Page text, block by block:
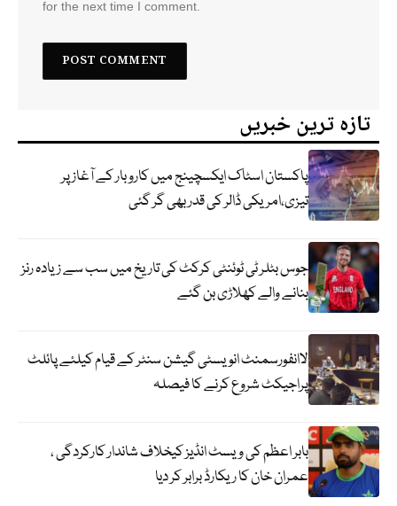
for the next time I comment.
تازہ ترین خبریں
پاکستان اسٹاک ایکسچینج میں کاروبار کے آغاز پر
تیزی،امریکی ڈالر کی قدر بھی گر گئی
جوس بٹلر ٹی ٹوئنٹی کرکٹ کی تاریخ میں سب سے زیادہ رنز
بنانے والے کھلاڑی بن گئے
لاانفورسمنٹ انویسٹی گیشن سنٹر کے قیام کیلئے پائلٹ
پراجیکٹ شروع کرنے کا فیصلہ
بابر اعظم کی ویسٹ انڈیز کیخلاف شاندار کارکردگی ،
عمران خان کا ریکارڈ برابر کر دیا